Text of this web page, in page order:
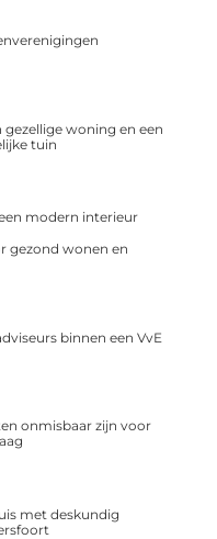
woning en een
tuin
modern interieur
gezond wonen en
binnen een VvE
onmisbaar zijn voor
met deskundig